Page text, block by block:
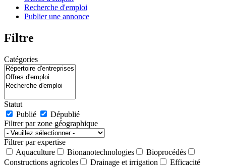
Recherche d'emploi
Publier une annonce
Filtre
Catégories
Statut
Publié
Dépublié
Filtrer par zone géographique
Filtrer par expertise
Aquaculture
Bionanotechnologies
Bioprocédés
Constructions agricoles
Drainage et irrigation
Efficacité